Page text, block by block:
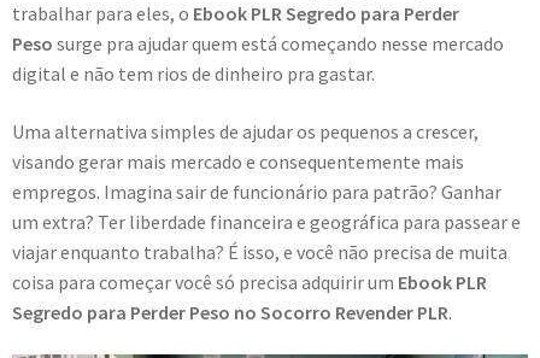
trabalhar para eles, o Ebook PLR Segredo para Perder
Peso surge pra ajudar quem está começando nesse mercado
digital e não tem rios de dinheiro pra gastar.
Uma alternativa simples de ajudar os pequenos a crescer,
visando gerar mais mercado e consequentemente mais
empregos. Imagina sair de funcionário para patrão? Ganhar
um extra? Ter liberdade financeira e geográfica para passear e
viajar enquanto trabalha? É isso, e você não precisa de muita
coisa para começar você só precisa adquirir um Ebook PLR
Segredo para Perder Peso no Socorro Revender PLR.